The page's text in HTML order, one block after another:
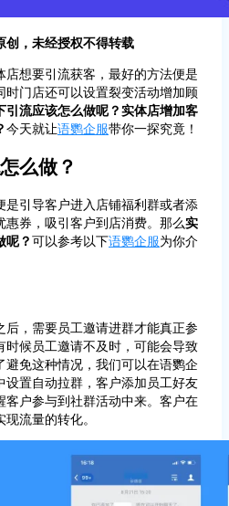
创，未经授权不得转载
想要引流获客，最好的方法便是
时门店还可以设置裂变活动增加顾
引流应该怎么做呢？实体店增加客
今天就让语鹦企服带你一探究竟！
么做？
是引导客户进入店铺福利群或者添
惠券，吸引客户到店消费。那么实
呢？可以参考以下语鹦企服为你介
，需要员工邀请进群才能真正参
时候员工邀请不及时，可能会导致
避免这种情况，我们可以在语鹦企
设置自动拉群，客户添加员工好友
客户参与到社群活动中来。客户在
流量的转化。